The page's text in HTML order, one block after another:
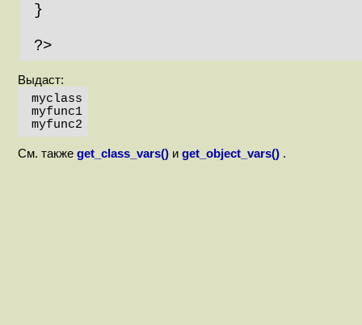
}
?>
Выдаст:
myclass
myfunc1
myfunc2
См. также get_class_vars() и get_object_vars() .